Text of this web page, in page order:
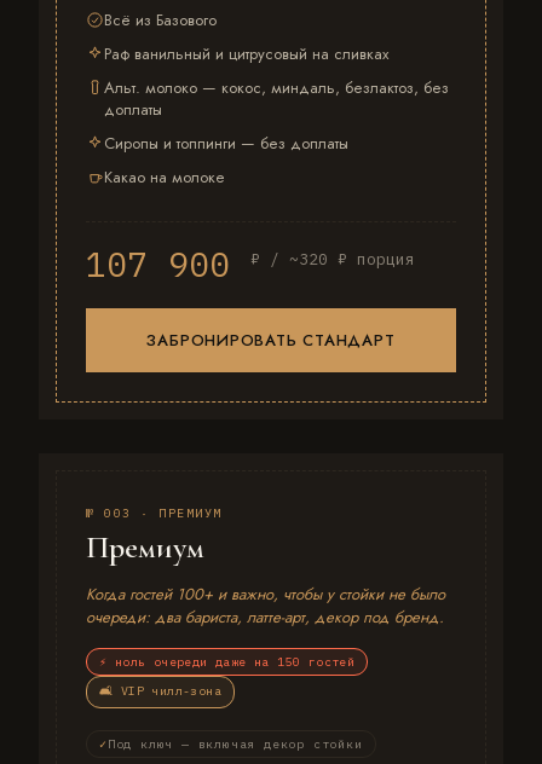
Всё из Базового
Раф ванильный и цитрусовый на сливках
Альт. молоко — кокос, миндаль, безлактоз, без
доплаты
Сиропы и топпинги — без доплаты
Какао на молоке
107 900 ₽ / ~320 ₽ порция
ЗАБРОНИРОВАТЬ СТАНДАРТ
№ 003 · ПРЕМИУМ
Премиум
Когда гостей 100+ и важно, чтобы у стойки не было
очереди: два бариста, латте-арт, декор под бренд.
⚡ ноль очереди даже на 150 гостей
🛋️ VIP чилл-зона
Под ключ — включая декор стойки